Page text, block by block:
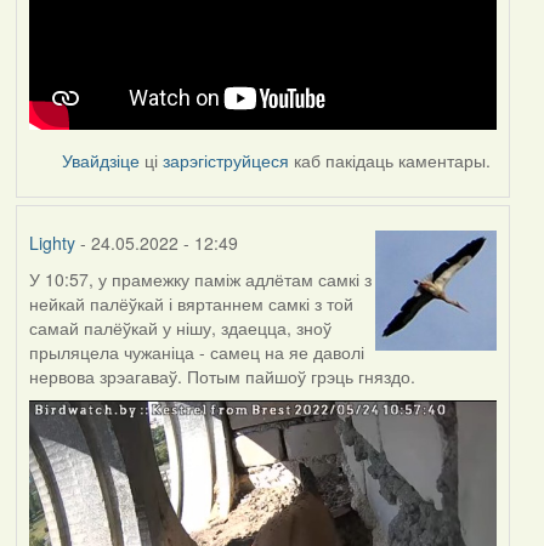
Увайдзіце цізарэгіструйцеся каб пакідаць каментары.
Lighty- 24.05.2022 - 12:49
У 10:57, у прамежку паміж адлётам самкі з
нейкай палёўкай і вяртаннем самкі з той
самай палёўкай у нішу, здаецца, зноў
прыляцела чужаніца - самец на яе даволі
нервова зрэагаваў. Потым пайшоў грэць гняздо.